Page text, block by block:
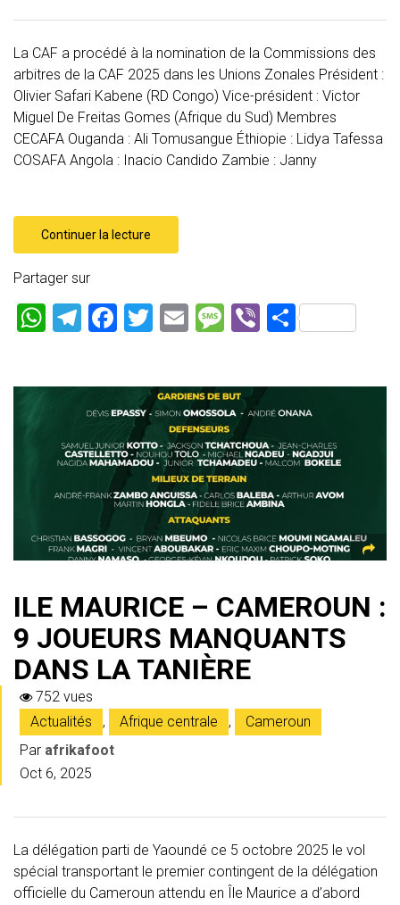
La CAF a procédé à la nomination de la Commissions des
arbitres de la CAF 2025 dans les Unions Zonales Président :
Olivier Safari Kabene (RD Congo) Vice-président : Victor
Miguel De Freitas Gomes (Afrique du Sud) Membres
CECAFA Ouganda : Ali Tomusangue Éthiopie : Lidya Tafessa
COSAFA Angola : Inacio Candido Zambie : Janny
Continuer la lecture
Partager sur
W
p
p
T
gr
m
F
b
o
ok
T
er
E
l
M
a
g
e
Vi P
g
ILE MAURICE – CAMEROUN :
9 JOUEURS MANQUANTS
DANS LA TANIÈRE
752 vues
Actualités
, Afrique centrale ,
Cameroun
Par afrikafoot
Oct 6, 2025
La délégation parti de Yaoundé ce 5 octobre 2025 le vol
spécial transportant le premier contingent de la délégation
officielle du Cameroun attendu en Île Maurice a d’abord